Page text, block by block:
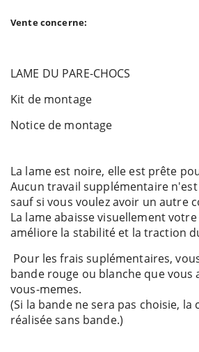
Vente concerne:
LAME DU PARE-CHOCS
Kit de montage
Notice de montage
La lame est noire, elle est prête
Aucun travail supplémentaire
sauf si vous voulez avoir un autre
La lame abaisse visuellement
améliore la stabilité et la traction
Pour les frais suplémentaires,
bande rouge ou blanche que vous
vous-memes.
(Si la bande ne sera pas choisie, la
réalisée sans bande.)